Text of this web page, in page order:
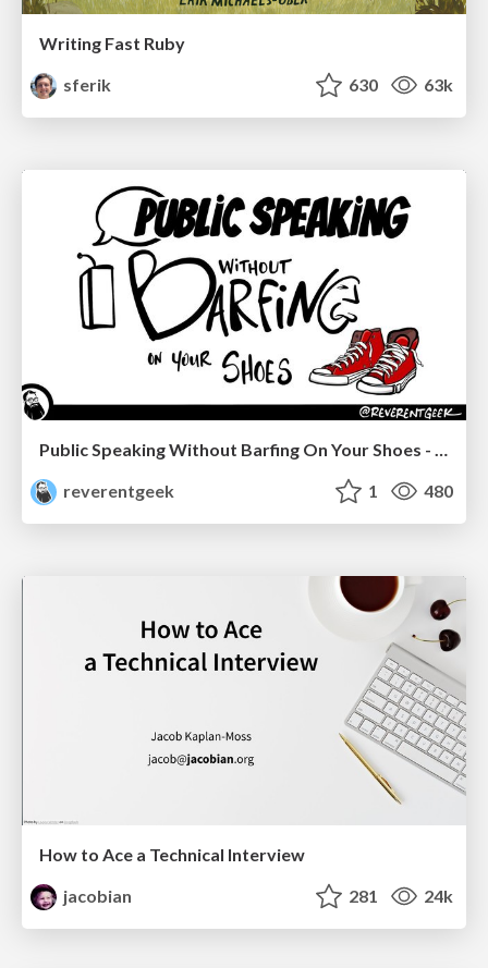
Writing Fast Ruby
sferik
630 63k
Public Speaking Without Barfing On Your Shoes - THAT 2023
reverentgeek
1 480
How to Ace a Technical Interview
jacobian
281 24k